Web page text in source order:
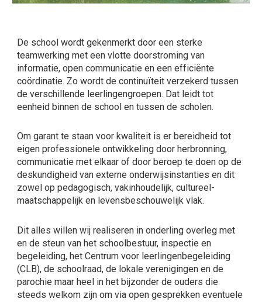
De school wordt gekenmerkt door een sterke
teamwerking met een vlotte doorstroming van
informatie, open communicatie en een efficiënte
coördinatie. Zo wordt de continuïteit verzekerd tussen
de verschillende leerlingengroepen. Dat leidt tot
eenheid binnen de school en tussen de scholen.
Om garant te staan voor kwaliteit is er bereidheid tot
eigen professionele ontwikkeling door herbronning,
communicatie met elkaar of door beroep te doen op de
deskundigheid van externe onderwijsinstanties en dit
zowel op pedagogisch, vakinhoudelijk, cultureel-
maatschappelijk en levensbeschouwelijk vlak.
Dit alles willen wij realiseren in onderling overleg met
en de steun van het schoolbestuur, inspectie en
begeleiding, het Centrum voor leerlingenbegeleiding
(CLB), de schoolraad, de lokale verenigingen en de
parochie maar heel in het bijzonder de ouders die
steeds welkom zijn om via open gesprekken eventuele